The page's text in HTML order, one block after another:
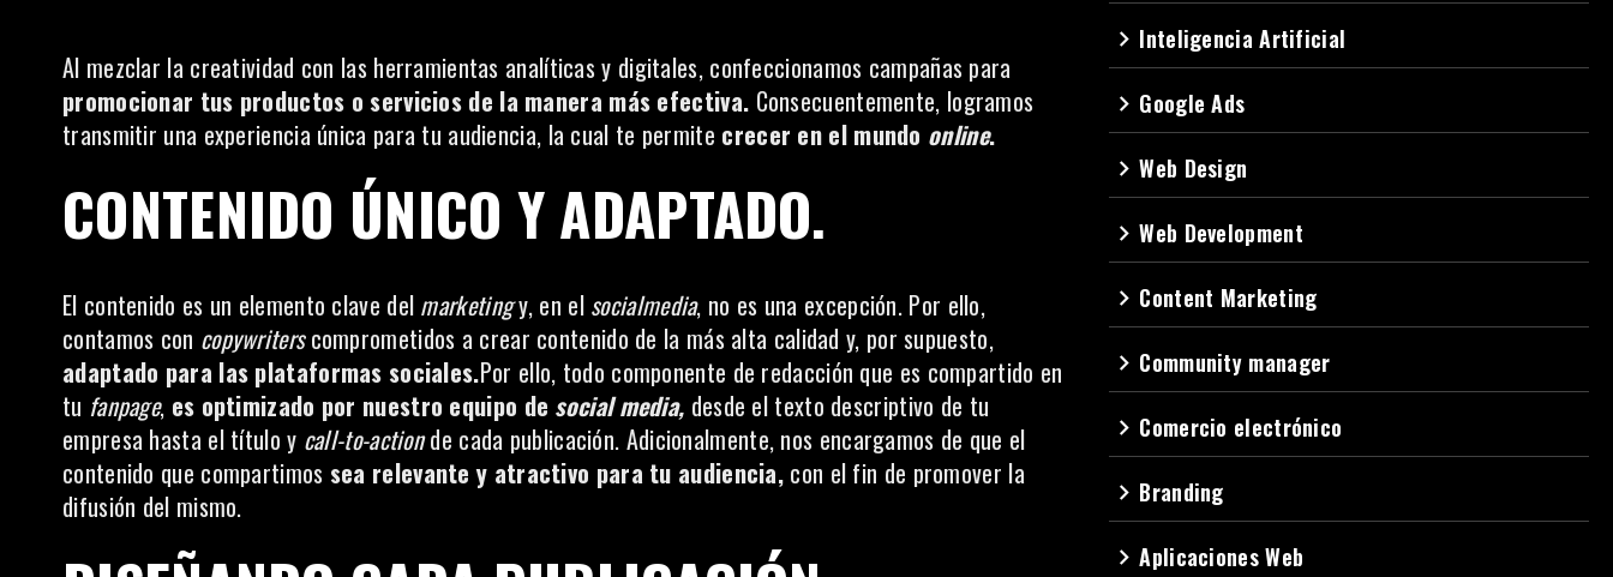
Al mezclar la creatividad con las herramientas analíticas y digitales, confeccionamos campañas para
promocionar tus productos o servicios de la manera más efectiva. Consecuentemente, logramos
transmitir una experiencia única para tu audiencia, la cual te permite crecer en el mundo online.
CONTENIDO ÚNICO Y ADAPTADO.
El contenido es un elemento clave del marketingy, en el socialmedia, no es una excepción. Por ello,
contamos con copywriterscomprometidos a crear contenido de la más alta calidad y, por supuesto,
adaptado para las plataformas sociales.Por ello, todo componente de redacción que es compartido en
tu fanpage, es optimizado por nuestro equipo de social media, desde el texto descriptivo de tu
empresa hasta el título y call-to-actionde cada publicación. Adicionalmente, nos encargamos de que el
contenido que compartimos sea relevante y atractivo para tu audiencia, con el fin de promover la
difusión del mismo.
navigate_next Inteligencia Artificial
navigate_next Google Ads
navigate_nextWeb Design
navigate_nextWeb Development
navigate_next Content Marketing
navigate_next Community manager
navigate_next Comercio electrónico
navigate_next Branding
navigate_nextAplicaciones Web